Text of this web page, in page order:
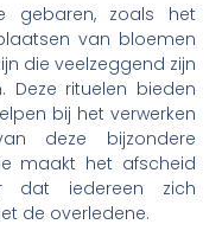
gebaren, zoals het
van bloemen
die veelzeggend zijn
Deze rituelen bieden
bij het verwerken
deze bijzondere
maakt het afscheid
dat iedereen zich
de overledene.